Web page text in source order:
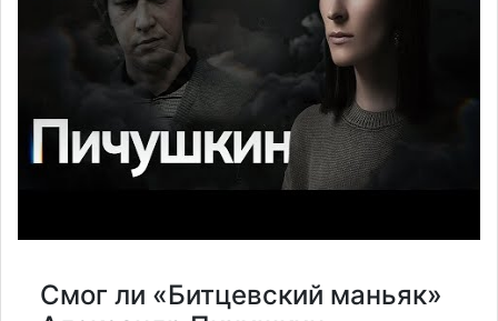
Смог ли «Битцевский маньяк»